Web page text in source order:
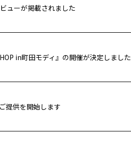
ューが掲載されました
in町田モディ』の開催が決定しました
提供を開始します